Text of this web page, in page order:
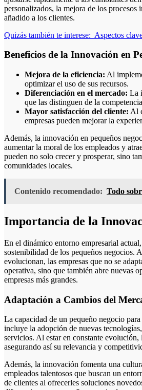
personalizados, la mejora de los
añadido a los clientes.
Quizás también te interese: Aspectos
Beneficios de la Innovación en
Mejora de la eficiencia: Al
optimizar el uso de sus recursos.
Diferenciación en el mercado: La
que las distinguen de la
Mayor satisfacción del cliente: Al
empresas pueden mejorar la
Además, la innovación en pequeños
aumentar la moral de los empleados y
pueden no solo crecer y prosperar, sino
comunidades locales.
Contenido recomendado: Todo
Importancia de la
En el dinámico entorno empresarial
sostenibilidad de los pequeños negocios.
evolucionan, las empresas que no se
operativa, sino que también abre nuevas
empresas más grandes.
Adaptación a Cambios del
La capacidad de un pequeño negocio
incluye la adopción de nuevas
servicios. Al estar en constante evolución,
asegurando así su relevancia y
Además, la innovación fomenta una
empleados talentosos que buscan un
de clientes al ofrecerles soluciones